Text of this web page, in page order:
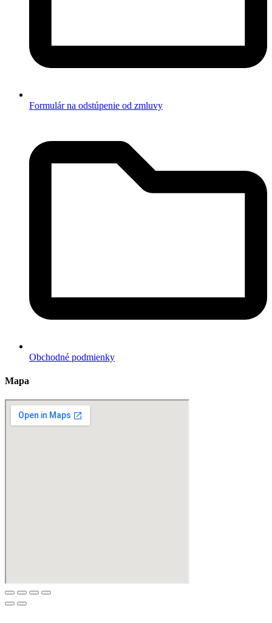
Formulár na odstúpenie od zmluvy
Obchodné podmienky
Mapa